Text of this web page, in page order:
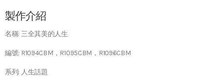
製作介紹
名稱: 三全其美的人生
編號: R1094CBM，R1095CBM，R1096CBM
系列: 人生話題